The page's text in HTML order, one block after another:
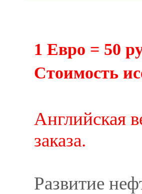
1 Евро = 50
Cтоимость
Английская
заказа.
Развитие